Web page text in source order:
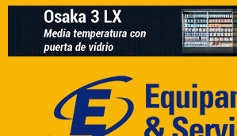
Saltar
contenido